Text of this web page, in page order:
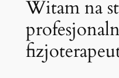
Witam na